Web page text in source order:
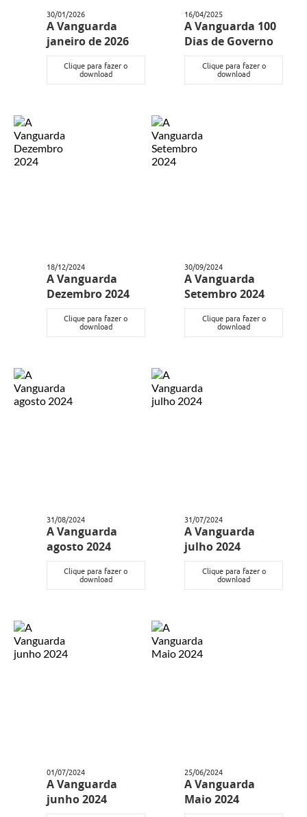
30/01/2026
A Vanguarda
janeiro de 2026
Clique para fazer o
download
16/04/2025
A Vanguarda 100
Dias de Governo
Clique para fazer o
download
18/12/2024
A Vanguarda
Dezembro 2024
Clique para fazer o
download
30/09/2024
A Vanguarda
Setembro 2024
Clique para fazer o
download
31/08/2024
A Vanguarda
agosto 2024
Clique para fazer o
download
31/07/2024
A Vanguarda
julho 2024
Clique para fazer o
download
01/07/2024
A Vanguarda
junho 2024
25/06/2024
A Vanguarda
Maio 2024